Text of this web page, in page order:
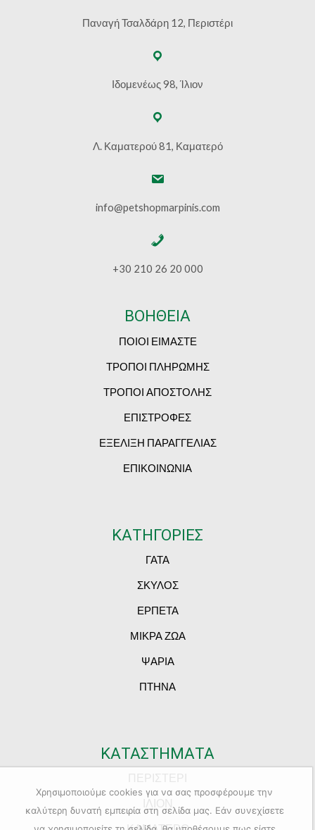
Παναγή Τσαλδάρη 12, Περιστέρι
Ιδομενέως 98, Ίλιον
Λ. Καματερού 81, Καματερό
info@petshopmarpinis.com
+30 210 26 20 000
ΒΟΗΘΕΙΑ
ΠΟΙΟΙ ΕΙΜΑΣΤΕ
ΤΡΟΠΟΙ ΠΛΗΡΩΜΗΣ
ΤΡΟΠΟΙ ΑΠΟΣΤΟΛΗΣ
ΕΠΙΣΤΡΟΦΕΣ
ΕΞΕΛΙΞΗ ΠΑΡΑΓΓΕΛΙΑΣ
ΕΠΙΚΟΙΝΩΝΙΑ
ΚΑΤΗΓΟΡΙΕΣ
ΓΑΤΑ
ΣΚΥΛΟΣ
ΕΡΠΕΤΑ
ΜΙΚΡΑ ΖΩΑ
ΨΑΡΙΑ
ΠΤΗΝΑ
ΚΑΤΑΣΤΗΜΑΤΑ
Χρησιμοποιούμε cookies για να σας προσφέρουμε την
καλύτερη δυνατή εμπειρία στη σελίδα μας. Εάν συνεχίσετε